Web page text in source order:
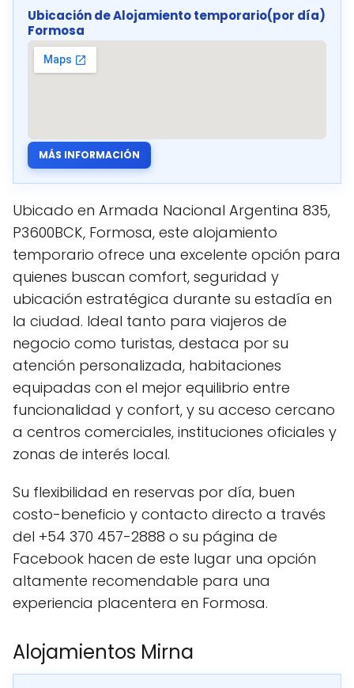
Ubicación de Alojamiento temporario(por día)
Formosa
MÁS INFORMACIÓN
Ubicado en Armada Nacional Argentina 835,
P3600BCK, Formosa, este alojamiento
temporario ofrece una excelente opción para
quienes buscan comfort, seguridad y
ubicación estratégica durante su estadía en
la ciudad. Ideal tanto para viajeros de
negocio como turistas, destaca por su
atención personalizada, habitaciones
equipadas con el mejor equilibrio entre
funcionalidad y confort, y su acceso cercano
a centros comerciales, instituciones oficiales y
zonas de interés local.
Su flexibilidad en reservas por día, buen
costo-beneficio y contacto directo a través
del +54 370 457-2888 o su página de
Facebook hacen de este lugar una opción
altamente recomendable para una
experiencia placentera en Formosa.
Alojamientos Mirna